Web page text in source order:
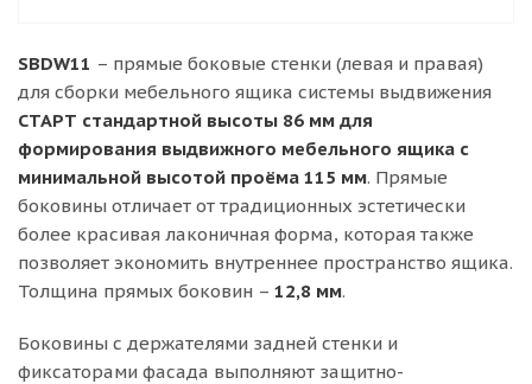
SBDW11 – прямые боковые стенки (левая и правая)
для сборки мебельного ящика системы выдвижения
СТАРТ стандартной высоты 86 мм для
формирования выдвижного мебельного ящика с
минимальной высотой проёма 115 мм. Прямые
боковины отличает от традиционных эстетически
более красивая лаконичная форма, которая также
позволяет экономить внутреннее пространство ящика.
Толщина прямых боковин – 12,8 мм.
Боковины с держателями задней стенки и
фиксаторами фасада выполняют защитно-